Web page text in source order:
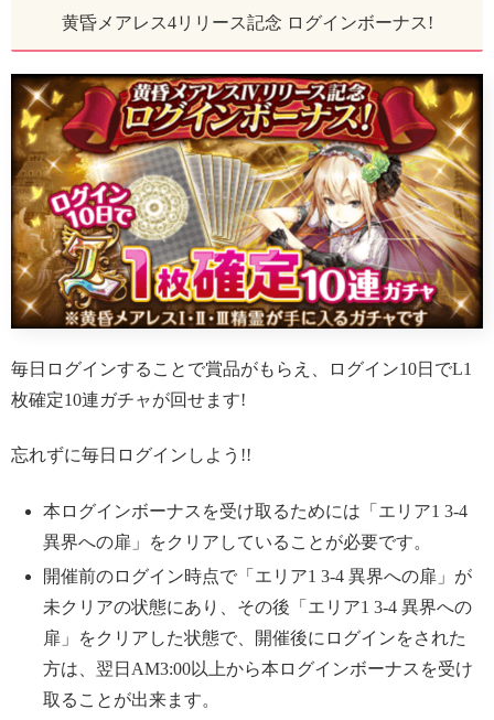
黄昏メアレス4リリース記念 ログインボーナス!
毎日ログインすることで賞品がもらえ、ログイン10日でL1
枚確定10連ガチャが回せます!
忘れずに毎日ログインしよう!!
本ログインボーナスを受け取るためには「エリア1 3-4
異界への扉」をクリアしていることが必要です。
開催前のログイン時点で「エリア1 3-4 異界への扉」が
未クリアの状態にあり、その後「エリア1 3-4 異界への
扉」をクリアした状態で、開催後にログインをされた
方は、翌日AM3:00以上から本ログインボーナスを受け
取ることが出来ます。